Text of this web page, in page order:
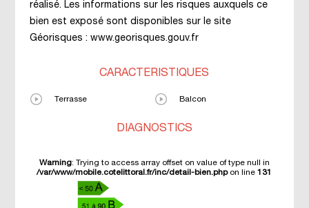
réalisé. Les informations sur les risques auxquels ce
bien est exposé sont disponibles sur le site
Géorisques : www.georisques.gouv.fr
CARACTÉRISTIQUES
Terrasse Balcon
DIAGNOSTICS
Warning: Trying to access array offset on value of type null in
/var/www/mobile.cotelittoral.fr/inc/detail-bien.phpon line131